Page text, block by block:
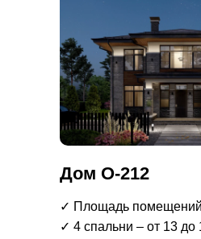
✓ 4 спальни – от 13 до
✓ Площадь помещений
Дом О-212